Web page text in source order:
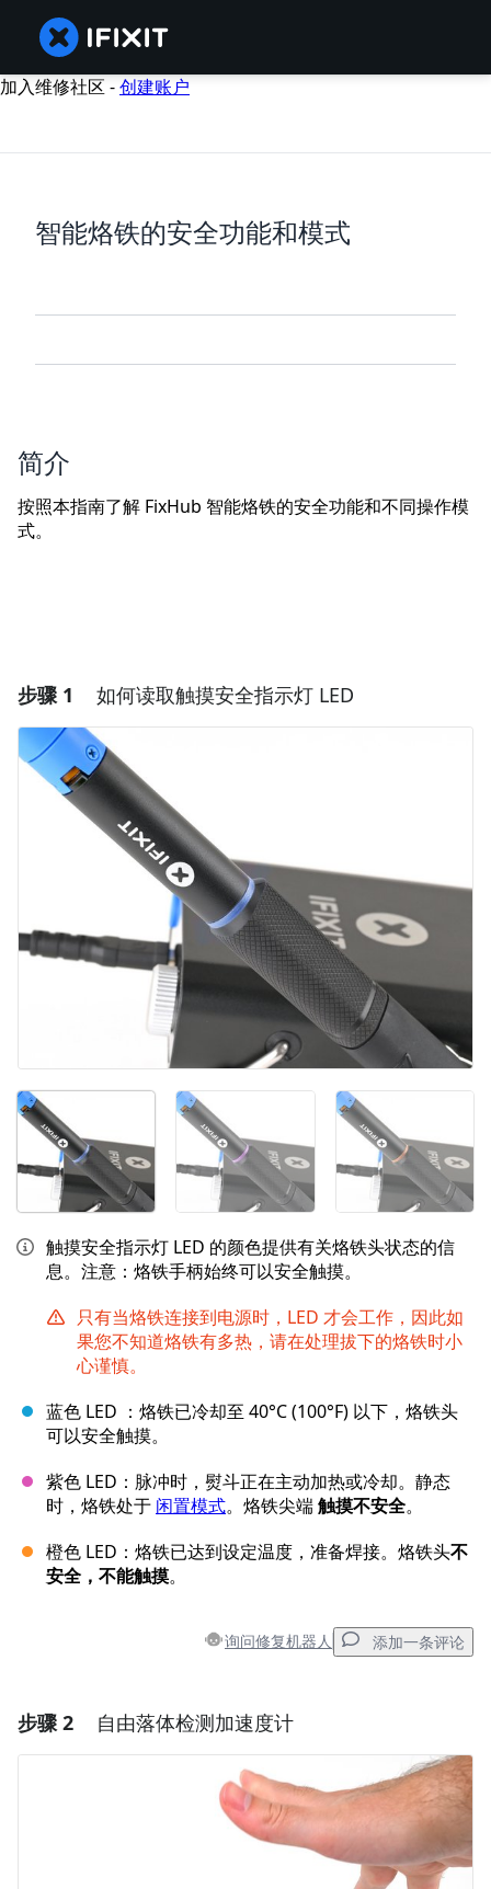
加入维修社区 -创建账户
智能烙铁的安全功能和模式
简介
按照本指南了解 FixHub 智能烙铁的安全功能和不同操作模
式。
步骤 1 如何读取触摸安全指示灯 LED
触摸安全指示灯 LED 的颜色提供有关烙铁头状态的信
息。注意：烙铁手柄始终可以安全触摸。
只有当烙铁连接到电源时，LED 才会工作，因此如
果您不知道烙铁有多热，请在处理拔下的烙铁时小
心谨慎。
蓝色 LED ：烙铁已冷却至 40°C (100°F) 以下，烙铁头
可以安全触摸。
紫色 LED：脉冲时，熨斗正在主动加热或冷却。静态
时，烙铁处于 闲置模式。烙铁尖端触摸不安全。
橙色 LED：烙铁已达到设定温度，准备焊接。烙铁头不
安全，不能触摸。
询问修复机器人 添加一条评论
添加一条评论
发帖评论
步骤 2 自由落体检测加速度计